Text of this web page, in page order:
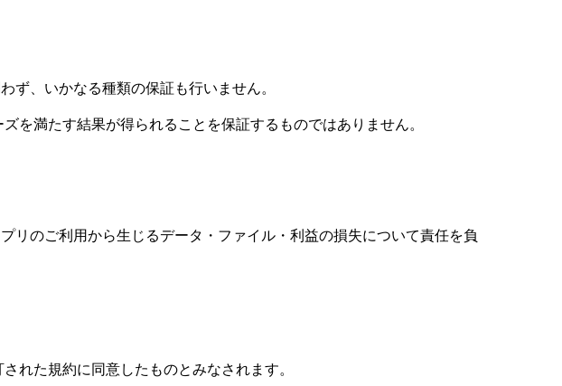
、いかなる種類の保証も行いません。
を満たす結果が得られることを保証するものではありません。
のご利用から生じるデータ・ファイル・利益の損失について責任を負
れた規約に同意したものとみなされます。